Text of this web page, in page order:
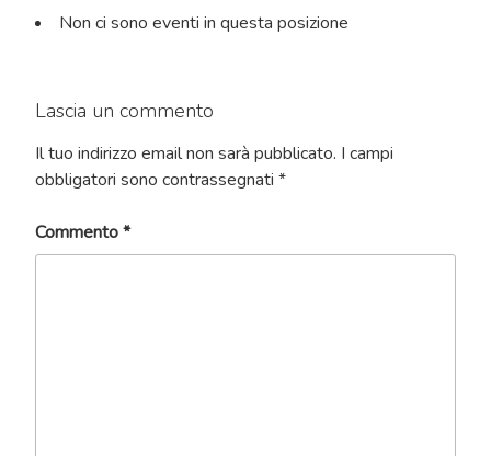
Non ci sono eventi in questa posizione
Lascia un commento
Il tuo indirizzo email non sarà pubblicato. I campi
obbligatori sono contrassegnati *
Commento*